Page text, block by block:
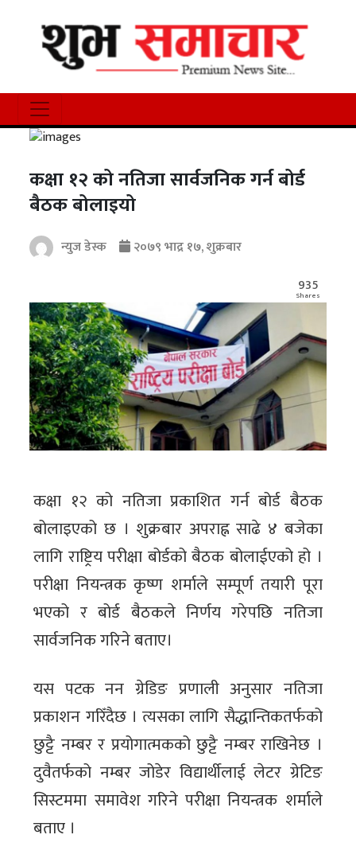
कक्षा १२ को नतिजा सार्वजनिक गर्न बोर्ड
बैठक बोलाइयो
न्युज डेस्क
२०७९ भाद्र १७, शुक्रबार
935
Shares
कक्षा १२ को नतिजा प्रकाशित गर्न बोर्ड बैठक
बोलाइएको छ । शुक्रबार अपराह्न साढे ४ बजेका
लागि राष्ट्रिय परीक्षा बोर्डको बैठक बोलाईएको हो ।
परीक्षा नियन्त्रक कृष्ण शर्माले सम्पूर्ण तयारी पूरा
भएको र बोर्ड बैठकले निर्णय गरेपछि नतिजा
सार्वजनिक गरिने बताए।
यस पटक नन ग्रेडिङ प्रणाली अनुसार नतिजा
प्रकाशन गरिँदैछ । त्यसका लागि सैद्धान्तिकतर्फको
छुट्टै नम्बर र प्रयोगात्मकको छुट्टै नम्बर राखिनेछ ।
दुवैतर्फको नम्बर जोडेर विद्यार्थीलाई लेटर ग्रेटिङ
सिस्टममा समावेश गरिने परीक्षा नियन्त्रक शर्माले
बताए ।